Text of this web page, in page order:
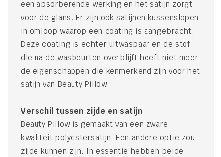
een absorberende werking en het satijn zorgt
voor de glans. Er zijn ook satijnen kussenslopen
in omloop waarop een coating is aangebracht.
Deze coating is echter uitwasbaar en de stof
die na de wasbeurten overblijft heeft niet meer
de eigenschappen die kenmerkend zijn voor het
satijn van Beauty Pillow.
Verschil tussen zijde en satijn
Beauty Pillow is gemaakt van een zware
kwaliteit polyestersatijn. Een andere optie zou
zijde kunnen zijn. In essentie hebben beide